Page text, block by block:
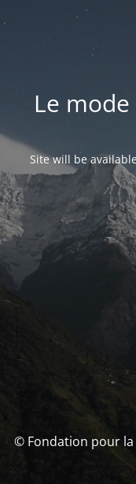
Le
Site will be
© Fondation pour